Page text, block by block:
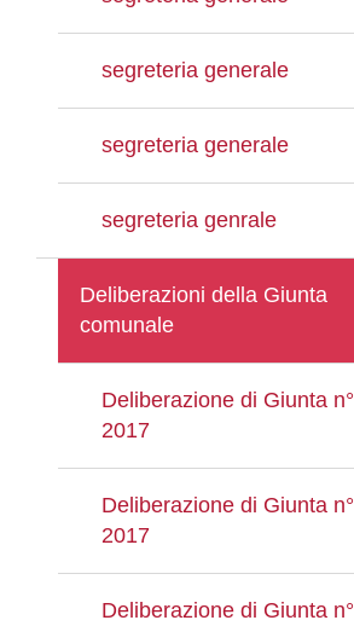
segreteria generale
segreteria generale
segreteria genrale
Deliberazioni della Giunta
comunale
Deliberazione di Giunta
2017
Deliberazione di Giunta
2017
Deliberazione di Giunta